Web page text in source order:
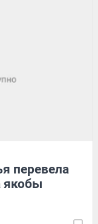
перевела
якобы